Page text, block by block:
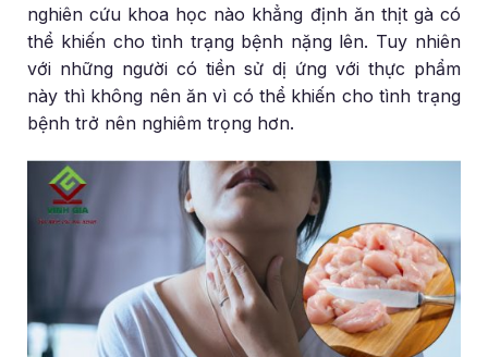
nghiên cứu khoa học nào khẳng định ăn thịt gà có
thể khiến cho tình trạng bệnh nặng lên. Tuy nhiên
với những người có tiền sử dị ứng với thực phẩm
này thì không nên ăn vì có thể khiến cho tình trạng
bệnh trở nên nghiêm trọng hơn.